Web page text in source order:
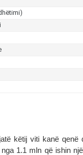
këtij viti kanë qenë
1.1 mln që ishin